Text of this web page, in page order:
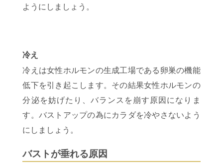
ようにしましょう。
冷え
冷えは女性ホルモンの生成工場である卵巣の機能
低下を引き起こします。その結果女性ホルモンの
分泌を妨げたり、バランスを崩す原因になりま
す。バストアップの為にカラダを冷やさないよう
にしましょう。
バストが垂れる原因